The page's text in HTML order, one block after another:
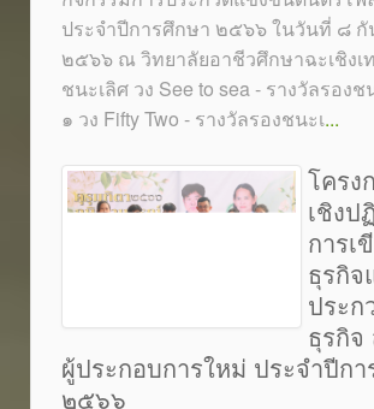
ประจำปีการศึกษา ๒๕๖๖ ในวันที่ ๘ กั
๒๕๖๖ ณ วิทยาลัยอาชีวศึกษาฉะเชิงเ
ชนะเลิศ วง See to sea - รางวัลรอง
๑ วง Fifty Two - รางวัลรองชนะเ...
โครง
เชิงป
การเ
ธุรกิจ
ประก
ธุรกิจ
ผู้ประกอบการใหม่ ประจำปีก
๒๕๖๖